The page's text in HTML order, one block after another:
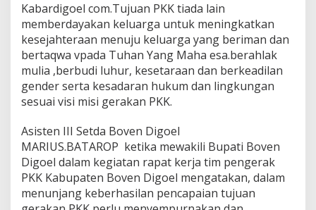
Kabardigoel com.Tujuan PKK tiada lain
memberdayakan keluarga untuk meningkatkan
kesejahteraan menuju keluarga yang beriman dan
bertaqwa vpada Tuhan Yang Maha esa.berahlak
mulia ,berbudi luhur, kesetaraan dan berkeadilan
gender serta kesadaran hukum dan lingkungan
sesuai visi misi gerakan PKK.
Asisten III Setda Boven Digoel
MARIUS.BATAROP ketika mewakili Bupati Boven
Digoel dalam kegiatan rapat kerja tim pengerak
PKK Kabupaten Boven Digoel mengatakan, dalam
menunjang keberhasilan pencapaian tujuan